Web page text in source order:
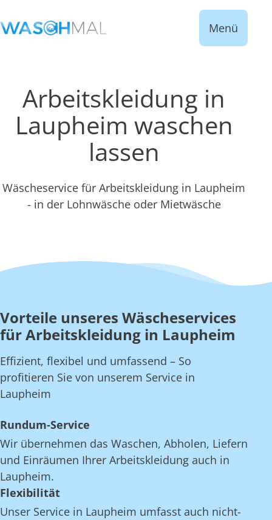
Menü
Arbeitskleidung in
Laupheim waschen
lassen
Wäscheservice für Arbeitskleidung in Laupheim
- in der Lohnwäsche oder Mietwäsche
Vorteile unseres Wäscheservices
für Arbeitskleidung in Laupheim
Effizient, flexibel und umfassend – So
profitieren Sie von unserem Service in
Laupheim
Rundum-Service
Wir übernehmen das Waschen, Abholen, Liefern
und Einräumen Ihrer Arbeitskleidung auch in
Laupheim.
Flexibilität
Unser Service in Laupheim umfasst auch nicht-